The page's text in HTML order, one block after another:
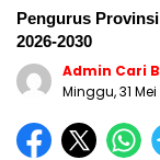
Pengurus
2026-2030
Admin Cari
Minggu, 31